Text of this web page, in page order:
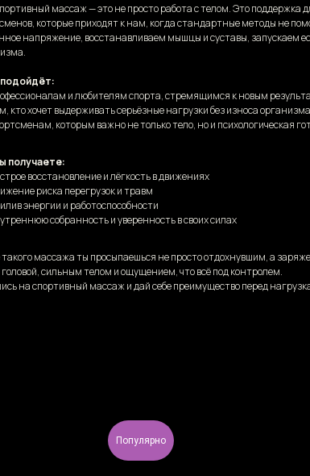
массаж — это не просто работа с телом. Это поддержка
которые приходят к нам, когда стандартные методы не
напряжение, восстанавливаем мышцы и суставы, запускаем
и любителям спорта, стремящимся к новым
кто хочет выдерживать серьёзные нагрузки без износа организма
которым важно не только тело, но и психологическая
получаете:
восстановление и лёгкость в движениях
риска перегрузок и травм
энергии и работоспособности
собранность и уверенность в своих силах
такого массажа ты просыпаешься не просто отдохнувшим, а
головой, сильным телом и ощущением, что всё под контролем.
на спортивный массаж и дай себе преимущество перед
Популярно